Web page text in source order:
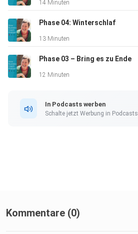
14 Minuten
Phase 04: Winterschlaf
13 Minuten
Phase 03 – Bring es zu Ende
12 Minuten
In Podcasts werben
Schalte jetzt Werbung in Podcasts.
Kommentare (0)